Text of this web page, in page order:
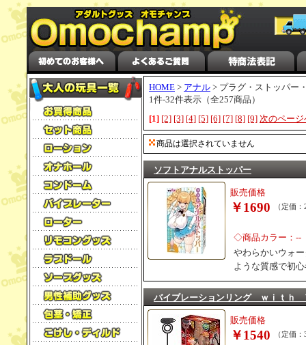
HOME > アナル > プラグ・ストッパー
1件-32件表示（全257商品）
[1] [2] [3] [4] [5] [6] [7] [8] [9] 次のページ
商品は選択されていません
ソフトアナルストッパー
販売価格
￥1690 （定価
◇商品カラー：--
やわらかいウォ
ような質感で初
バイブレーションリング ｗｉｔｈ
販売価格
￥1540 （定価